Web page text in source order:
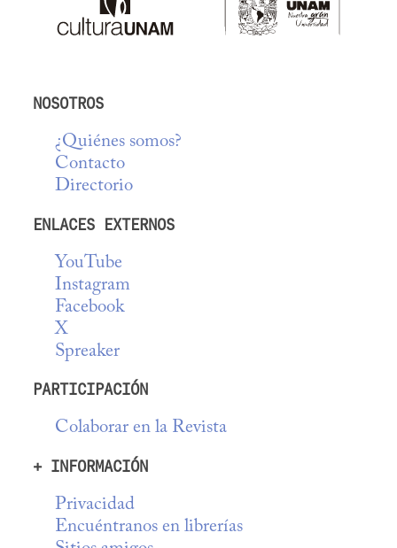
NOSOTROS
¿Quiénes somos?
Contacto
Directorio
ENLACES EXTERNOS
YouTube
Instagram
Facebook
X
Spreaker
PARTICIPACIÓN
Colaborar en la Revista
+ INFORMACIÓN
Privacidad
Encuéntranos en librerías